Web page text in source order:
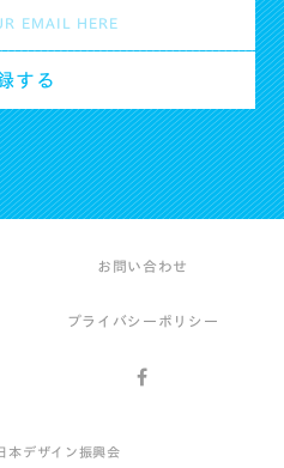
お問い合わせ
プライバシーポリシー
本デザイン振興会